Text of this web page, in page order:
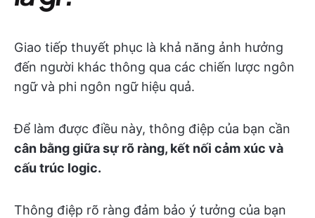
Giao tiếp thuyết phục là khả năng ảnh hưởng
đến người khác thông qua các chiến lược ngôn
ngữ và phi ngôn ngữ hiệu quả.
Để làm được điều này, thông điệp của bạn cần
cân bằng giữa sự rõ ràng, kết nối cảm xúc và
cấu trúc logic.
Thông điệp rõ ràng đảm bảo ý tưởng của bạn